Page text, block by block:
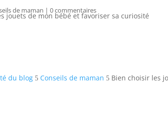
de maman | 0 commentaires
du blog 5 Conseils de maman 5 Bien choisir les